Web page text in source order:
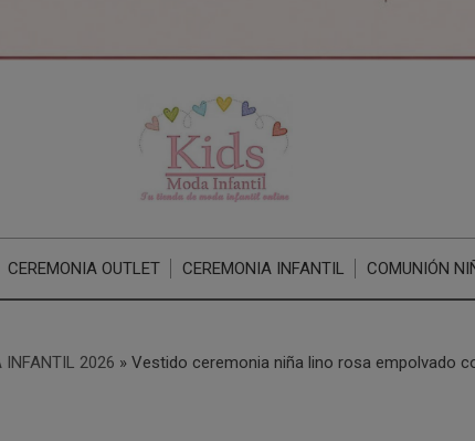
CEREMONIA OUTLET CEREMONIA INFANTIL COMUNIÓN
INFANTIL 2026 » Vestido ceremonia niña lino rosa empolvado